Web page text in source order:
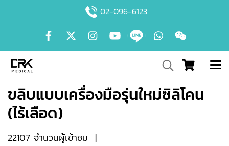
02-096-6123
ขลิบแบบเครื่องมือรุ่นใหม่ซิลิโคน
(ไร้เลือด)
22107 จำนวนผู้เข้าชม |